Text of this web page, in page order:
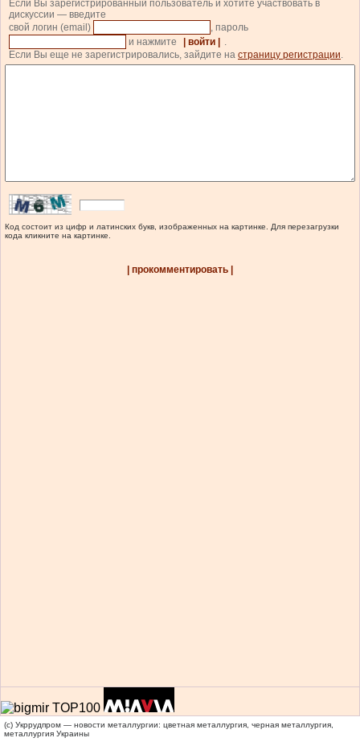
Если Вы зарегистрированный пользователь и хотите участвовать в
дискуссии — введите
свой логин (email)
, пароль
и нажмите
| войти |
.
Если Вы еще не зарегистрировались, зайдите на страницу регистрации.
Код состоит из цифр и латинских букв, изображенных на картинке. Для перезагрузки
кода кликните на картинке.
| прокомментировать |
(c) Укррудпром — новости металлургии: цветная металлургия, черная металлургия,
металлургия Украины